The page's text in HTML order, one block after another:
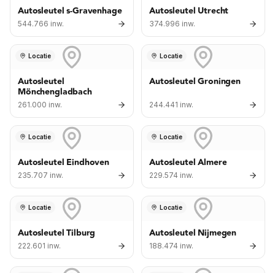
Autosleutel s-Gravenhage
544.766 inw.
Autosleutel Utrecht
374.996 inw.
Locatie
Autosleutel
Mönchengladbach
261.000 inw.
Locatie
Autosleutel Groningen
244.441 inw.
Locatie
Autosleutel Eindhoven
235.707 inw.
Locatie
Autosleutel Almere
229.574 inw.
Locatie
Autosleutel Tilburg
222.601 inw.
Locatie
Autosleutel Nijmegen
188.474 inw.